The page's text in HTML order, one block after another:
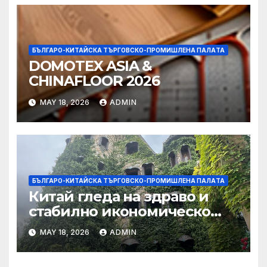
фирмите
БЪЛГАРО-КИТАЙСКА ТЪРГОВСКО-ПРОМИШЛЕНА ПАЛAТА
DOMOTEX ASIA &
CHINAFLOOR 2026
MAY 18, 2026 ADMIN
БЪЛГАРО-КИТАЙСКА ТЪРГОВСКО-ПРОМИШЛЕНА ПАЛAТА
Китай гледа на здраво и
стабилно икономическо
сътрудничество със САЩ
MAY 18, 2026 ADMIN